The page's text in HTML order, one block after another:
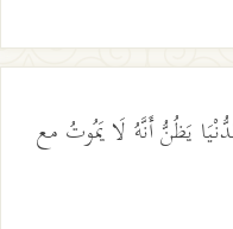
يَظُنُّ أَنَّهُ لَا يَمُوتُ مع